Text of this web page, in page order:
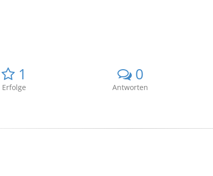
1
Erfolge
0
Antworten